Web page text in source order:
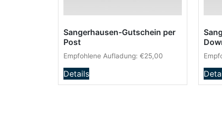
Sangerhausen-Gutschein per
Post
Empfohlene Aufladung: €25,00
Details